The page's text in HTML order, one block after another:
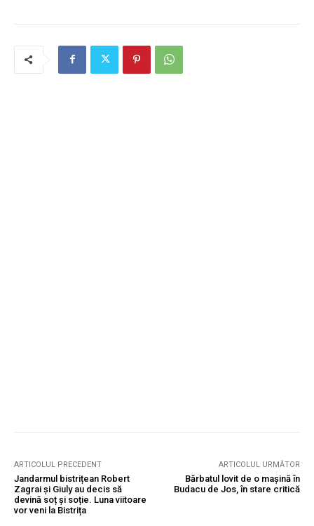
ARTICOLUL PRECEDENT
Jandarmul bistrițean Robert
Zagrai și Giuly au decis să
devină soț și soție. Luna viitoare
vor veni la Bistrița
ARTICOLUL URMĂTOR
Bărbatul lovit de o mașină în
Budacu de Jos, în stare critică